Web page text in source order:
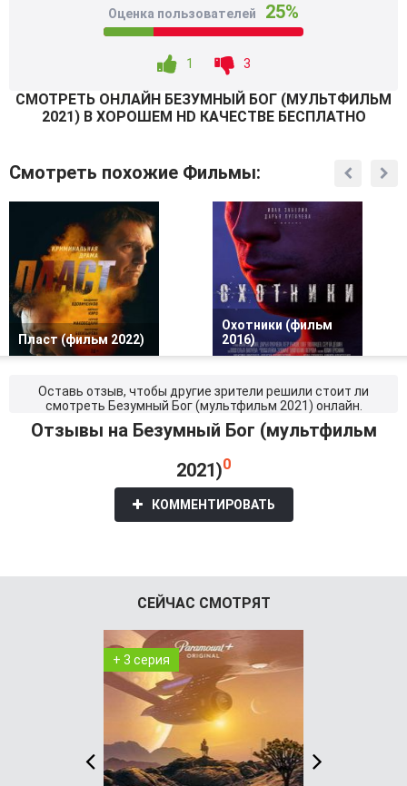
Оценка пользователей 25%
1 3
СМОТРEТЬ ОНЛАЙН БЕЗУМНЫЙ БОГ (МУЛЬТФИЛЬМ
2021) В ХОРОШЕМ HD КАЧЕСТВЕ БЕСПЛАТНО
Смотреть похожие Фильмы:
Пласт (фильм 2022)
Охотники (фильм
2016)
Оставь отзыв, чтобы другие зрители решили стоит ли
смотреть Безумный Бог (мультфильм 2021) онлайн.
Отзывы на Безумный Бог (мультфильм
2021)0
КОММЕНТИРОВАТЬ
СЕЙЧАС СМОТРЯТ
+ 3 серия